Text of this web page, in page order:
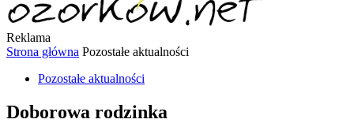
Reklama
Strona główna Pozostałe aktualności
Pozostałe aktualności
Doborowa rodzinka